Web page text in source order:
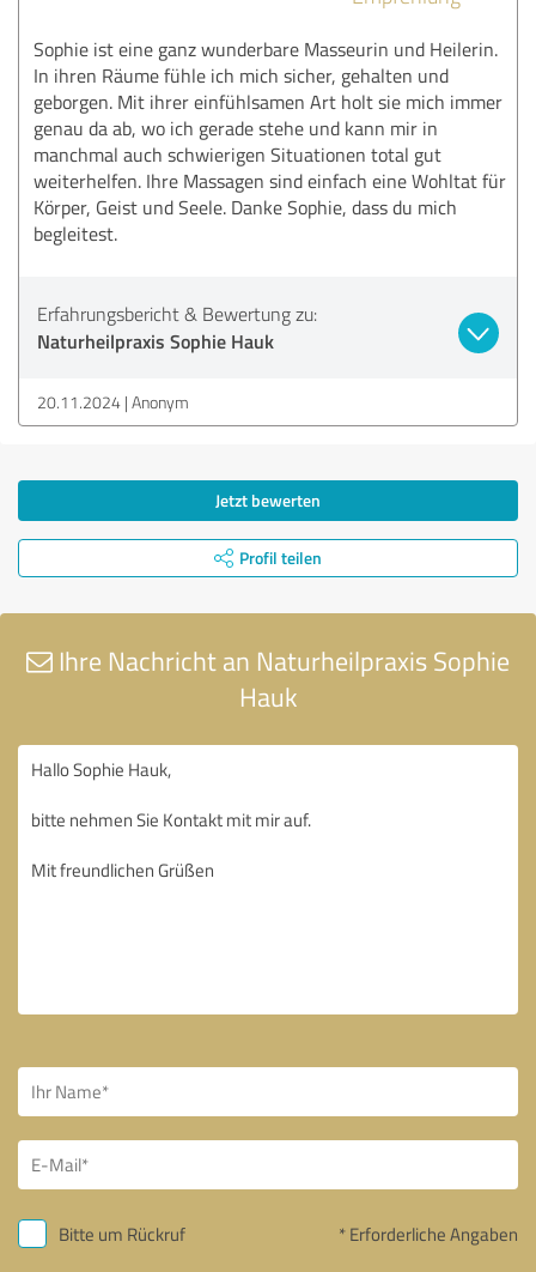
Sophie ist eine ganz wunderbare Masseurin und Heilerin.
In ihren Räume fühle ich mich sicher, gehalten und
geborgen. Mit ihrer einfühlsamen Art holt sie mich immer
genau da ab, wo ich gerade stehe und kann mir in
manchmal auch schwierigen Situationen total gut
weiterhelfen. Ihre Massagen sind einfach eine Wohltat für
Körper, Geist und Seele. Danke Sophie, dass du mich
begleitest.
Erfahrungsbericht & Bewertung zu:
Naturheilpraxis Sophie Hauk
20.11.2024 Anonym
Jetzt bewerten
Profil teilen
Ihre Nachricht an Naturheilpraxis Sophie
Hauk
Bitte um Rückruf * Erforderliche Angaben